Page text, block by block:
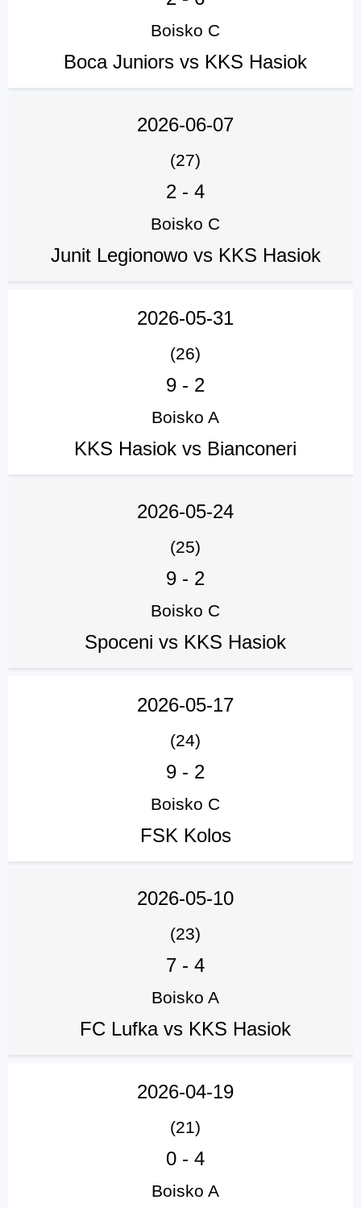
Boisko C
Boca Juniors vs KKS Hasiok
2026-06-07
(27)
2 - 4
Boisko C
Junit Legionowo vs KKS Hasiok
2026-05-31
(26)
9 - 2
Boisko A
KKS Hasiok vs Bianconeri
2026-05-24
(25)
9 - 2
Boisko C
Spoceni vs KKS Hasiok
2026-05-17
(24)
9 - 2
Boisko C
FSK Kolos
2026-05-10
(23)
7 - 4
Boisko A
FC Lufka vs KKS Hasiok
2026-04-19
(21)
0 - 4
Boisko A